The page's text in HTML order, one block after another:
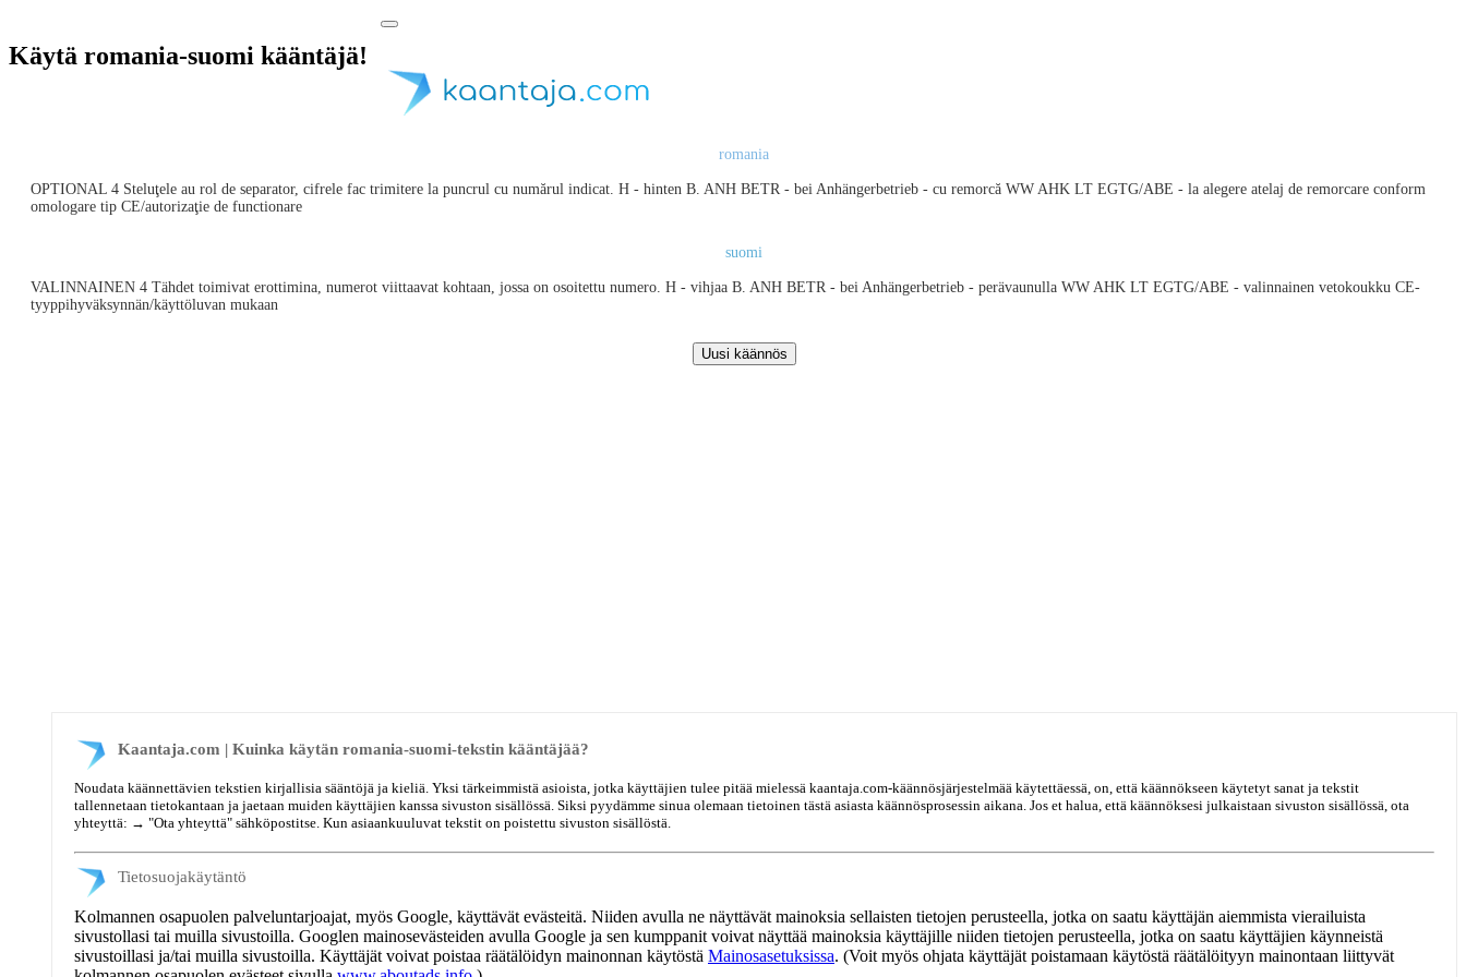
Käytä romania-suomi kääntäjä!
romania
OPTIONAL 4 Steluţele au rol de separator, cifrele fac trimitere la puncrul cu numărul indicat. H - hinten B. ANH BETR - bei Anhängerbetrieb - cu remorcă WW AHK LT EGTG/ABE - la alegere atelaj de remorcare conform
omologare tip CE/autorizaţie de functionare
suomi
VALINNAINEN 4 Tähdet toimivat erottimina, numerot viittaavat kohtaan, jossa on osoitettu numero. H - vihjaa B. ANH BETR - bei Anhängerbetrieb - perävaunulla WW AHK LT EGTG/ABE - valinnainen vetokoukku CE-
tyyppihyväksynnän/käyttöluvan mukaan
Kaantaja.com | Kuinka käytän romania-suomi-tekstin kääntäjää?
Noudata käännettävien tekstien kirjallisia sääntöjä ja kieliä. Yksi tärkeimmistä asioista, jotka käyttäjien tulee pitää mielessä kaantaja.com-käännösjärjestelmää käytettäessä, on, että käännökseen käytetyt sanat ja tekstit
tallennetaan tietokantaan ja jaetaan muiden käyttäjien kanssa sivuston sisällössä. Siksi pyydämme sinua olemaan tietoinen tästä asiasta käännösprosessin aikana. Jos et halua, että käännöksesi julkaistaan sivuston sisällössä, ota
yhteyttä: → "Ota yhteyttä" sähköpostitse. Kun asiaankuuluvat tekstit on poistettu sivuston sisällöstä.
Tietosuojakäytäntö
Kolmannen osapuolen palveluntarjoajat, myös Google, käyttävät evästeitä. Niiden avulla ne näyttävät mainoksia sellaisten tietojen perusteella, jotka on saatu käyttäjän aiemmista vierailuista
sivustollasi tai muilla sivustoilla. Googlen mainosevästeiden avulla Google ja sen kumppanit voivat näyttää mainoksia käyttäjille niiden tietojen perusteella, jotka on saatu käyttäjien käynneistä
sivustoillasi ja/tai muilla sivustoilla. Käyttäjät voivat poistaa räätälöidyn mainonnan käytöstä Mainosasetuksissa. (Voit myös ohjata käyttäjät poistamaan käytöstä räätälöityyn mainontaan liittyvät